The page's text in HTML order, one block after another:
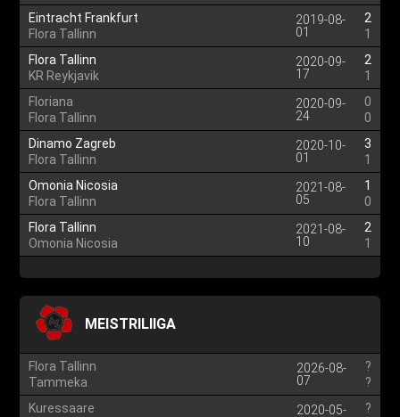
Eintracht Frankfurt
Flora Tallinn
2019-08-
01
2
1
Flora Tallinn
KR Reykjavik
2020-09-
17
2
1
Floriana
Flora Tallinn
2020-09-
24
0
0
Dinamo Zagreb
Flora Tallinn
2020-10-
01
3
1
Omonia Nicosia
Flora Tallinn
2021-08-
05
1
0
Flora Tallinn
Omonia Nicosia
2021-08-
10
2
1
MEISTRILIIGA
Flora Tallinn
Tammeka
2026-08-
07
?
?
Kuressaare
2020-05-
?